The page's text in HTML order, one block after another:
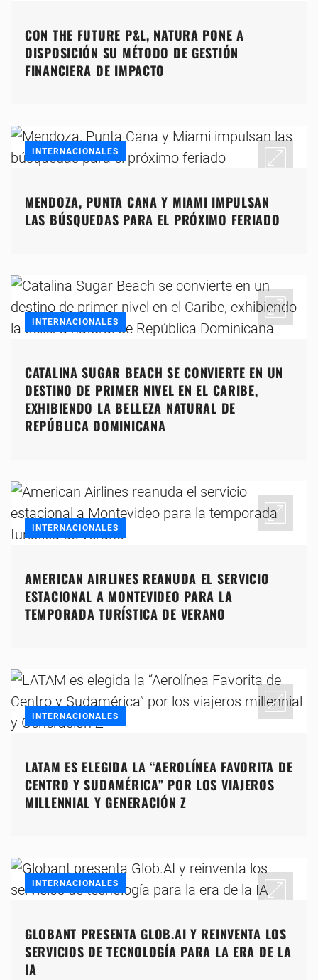
CON THE FUTURE P&L, NATURA PONE A
DISPOSICIÓN SU MÉTODO DE GESTIÓN
FINANCIERA DE IMPACTO
INTERNACIONALES
MENDOZA, PUNTA CANA Y MIAMI IMPULSAN
LAS BÚSQUEDAS PARA EL PRÓXIMO FERIADO
INTERNACIONALES
CATALINA SUGAR BEACH SE CONVIERTE EN UN
DESTINO DE PRIMER NIVEL EN EL CARIBE,
EXHIBIENDO LA BELLEZA NATURAL DE
REPÚBLICA DOMINICANA
INTERNACIONALES
AMERICAN AIRLINES REANUDA EL SERVICIO
ESTACIONAL A MONTEVIDEO PARA LA
TEMPORADA TURÍSTICA DE VERANO
INTERNACIONALES
LATAM ES ELEGIDA LA “AEROLÍNEA FAVORITA DE
CENTRO Y SUDAMÉRICA” POR LOS VIAJEROS
MILLENNIAL Y GENERACIÓN Z
INTERNACIONALES
GLOBANT PRESENTA GLOB.AI Y REINVENTA LOS
SERVICIOS DE TECNOLOGÍA PARA LA ERA DE LA
IA